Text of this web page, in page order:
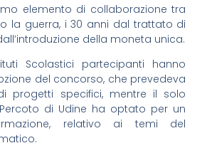
elemento di collaborazione tra
la guerra, i 30 anni dal trattato di
della moneta unica.
Scolastici partecipanti hanno
del concorso, che prevedeva
progetti specifici, mentre il solo
di Udine ha optato per un
relativo ai temi del